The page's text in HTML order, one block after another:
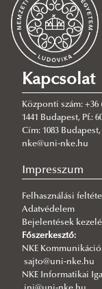
Szenátusi
Szenátusi
2026
2025
2024
2023
2021
2020
2019
2019. 06.
2019. 01.
2018
2017
Kapcsolat
Központi szám: +36
1441 Budapest, Pf.:
Cím: 1083
nke@uni-nke.hu
Impresszum
Felhasználási
Adatvédelem
Bejelentések
Főszerkesztő:
NKE
sajto@uni-nke.hu
NKE Informatikai